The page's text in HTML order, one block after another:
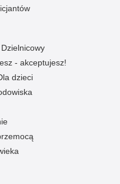
- akceptujesz!
dzieci